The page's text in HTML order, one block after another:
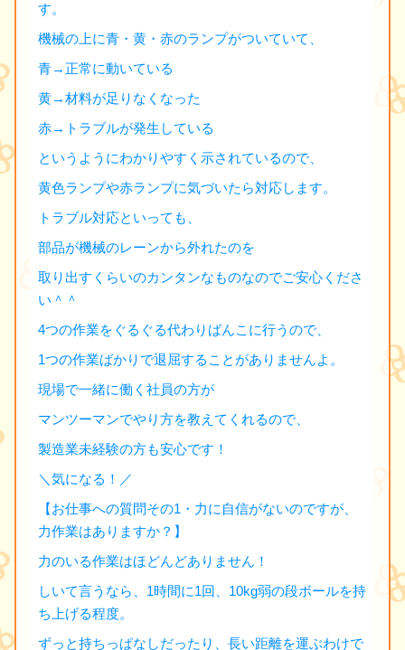
す。
機械の上に青・黄・赤のランプがついていて、
青→正常に動いている
黄→材料が足りなくなった
赤→トラブルが発生している
というようにわかりやすく示されているので、
黄色ランプや赤ランプに気づいたら対応します。
トラブル対応といっても、
部品が機械のレーンから外れたのを
取り出すくらいのカンタンなものなのでご安心くださ
い＾＾
4つの作業をぐるぐる代わりばんこに行うので、
1つの作業ばかりで退屈することがありませんよ。
現場で一緒に働く社員の方が
マンツーマンでやり方を教えてくれるので、
製造業未経験の方も安心です！
＼気になる！／
【お仕事への質問その1・力に自信がないのですが、
力作業はありますか？】
力のいる作業はほどんどありません！
しいて言うなら、1時間に1回、10kg弱の段ボールを持
ち上げる程度。
ずっと持ちっぱなしだったり、長い距離を運ぶわけで